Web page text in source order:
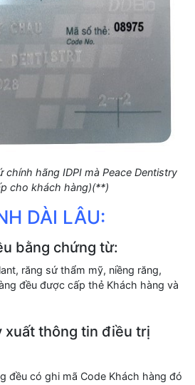
chính hãng IDPI mà Peace Dentistry
cho khách hàng)(**)
DÀI LÂU:
bằng chứng từ:
răng sứ thẩm mỹ, niềng răng,
đều được cấp thẻ Khách hàng và
xuất thông tin điều trị
đều có ghi mã Code Khách hàng đó